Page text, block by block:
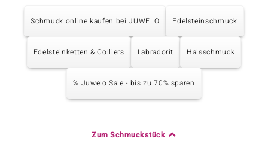
Schmuck online kaufen bei JUWELO Edelsteinschmuck
Edelsteinketten & Colliers Labradorit Halsschmuck
% Juwelo Sale - bis zu 70% sparen
Zum Schmuckstück